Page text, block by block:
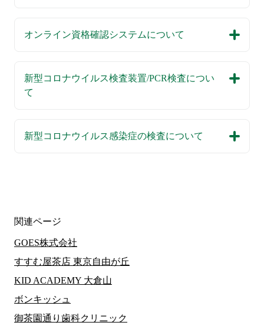
オンライン資格確認システムについて
新型コロナウイルス検査装置/PCR検査につい
て
新型コロナウイルス感染症の検査について
関連ページ
GOES株式会社
すすむ屋茶店 東京自由が丘
KID ACADEMY 大倉山
ボンキッシュ
御茶園通り歯科クリニック